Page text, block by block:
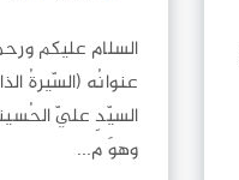
السلام عليكم
عنوانُه (السّيرةُ
السيّدِ عليّ
وهوَ م...